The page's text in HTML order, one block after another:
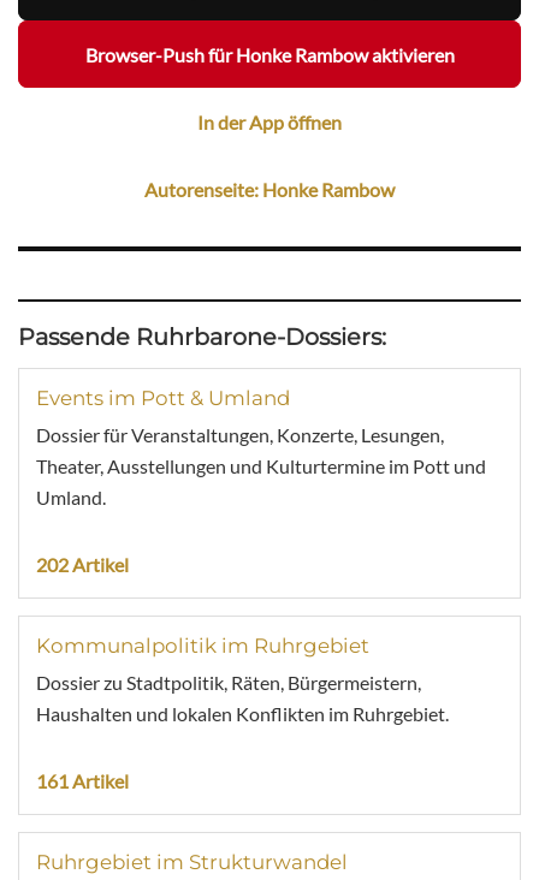
Browser-Push für Honke Rambow aktivieren
In der App öffnen
Autorenseite: Honke Rambow
Passende Ruhrbarone-Dossiers:
Events im Pott & Umland
Dossier für Veranstaltungen, Konzerte, Lesungen,
Theater, Ausstellungen und Kulturtermine im Pott und
Umland.
202 Artikel
Kommunalpolitik im Ruhrgebiet
Dossier zu Stadtpolitik, Räten, Bürgermeistern,
Haushalten und lokalen Konflikten im Ruhrgebiet.
161 Artikel
Ruhrgebiet im Strukturwandel